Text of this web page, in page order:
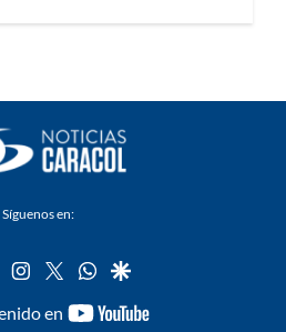
Síguenos en:
tiktok instagram
twitterwhatsapp
google
en
youtube-